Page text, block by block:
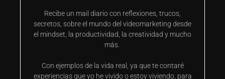
Recibe un mail diario con reflexiones, trucos,
secretos, sobre el mundo del videomarketing desde
el mindset, la productividad, la creatividad y mucho
más.
Con ejemplos de la vida real, ya que te contaré
experiencias que yo he vivido o estoy viviendo, para